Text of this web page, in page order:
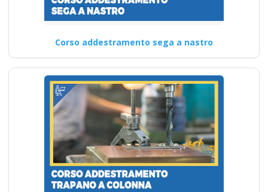
Corso addestramento sega a nastro